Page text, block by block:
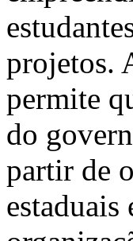
projetos.
permite
do
partir de